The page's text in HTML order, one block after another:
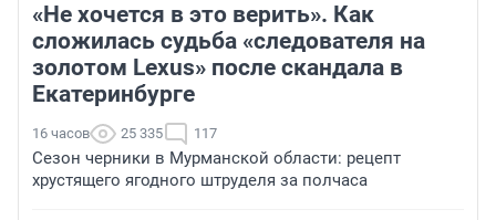
«Не хочется в это верить». Как
сложилась судьба «следователя на
золотом Lexus» после скандала в
Екатеринбурге
16 часов 25 335 117
Сезон черники в Мурманской области: рецепт
хрустящего ягодного штруделя за полчаса